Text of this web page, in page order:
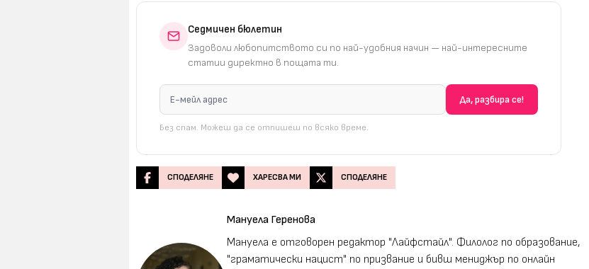
Седмичен бюлетин
Задоволи любопитството си по най-удобния начин — най-интересните
статии директно в пощата ти.
Без спам. Можеш да се отпишеш по всяко време.
СПОДЕЛЯНЕ ХАРЕСВА МИ СПОДЕЛЯНЕ
Мануела Геренова
Мануела е отговорен редактор "Лайфстайл". Филолог по образование,
"граматически нацист" по призвание и бивш мениджър по онлайн